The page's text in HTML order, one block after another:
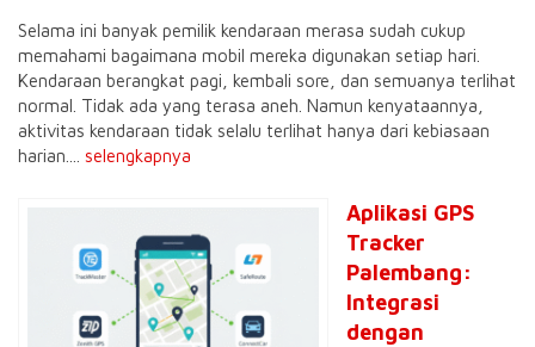
Selama ini banyak pemilik kendaraan merasa sudah cukup
memahami bagaimana mobil mereka digunakan setiap hari.
Kendaraan berangkat pagi, kembali sore, dan semuanya terlihat
normal. Tidak ada yang terasa aneh. Namun kenyataannya,
aktivitas kendaraan tidak selalu terlihat hanya dari kebiasaan
harian.... selengkapnya
Aplikasi GPS
Tracker
Palembang:
Integrasi
dengan